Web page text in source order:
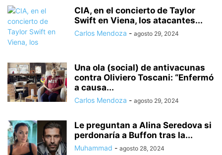
CIA, en el concierto de Taylor
Swift en Viena, los atacantes...
Carlos Mendoza - agosto 29, 2024
Una ola (social) de antivacunas
contra Oliviero Toscani: “Enfermó
a causa...
Carlos Mendoza - agosto 29, 2024
Le preguntan a Alina Seredova si
perdonaría a Buffon tras la...
Muhammad - agosto 28, 2024